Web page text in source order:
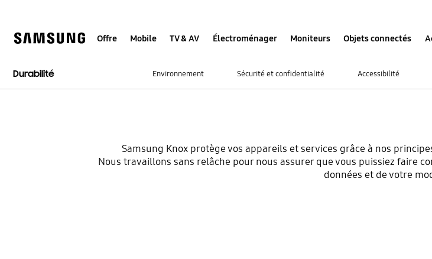
Offre Mobile TV & AV Électroménager Moniteurs Objets connectés
Durabilité Environnement Sécurité et confidentialité Accessibilité
Sécurité
comment nous protégeons
Samsung Knox protège vos appareils et services grâce à nos
Nous travaillons sans relâche pour nous assurer que vous puissiez faire
données et de votre